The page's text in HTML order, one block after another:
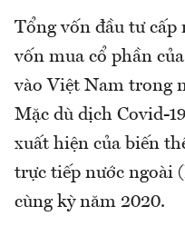
Tổng vốn đầu tư cấp
vốn mua cổ phần
vào Việt Nam trong
Mặc dù dịch Covid-
xuất hiện của biến
trực tiếp nước ngoài
cùng kỳ năm 2020.